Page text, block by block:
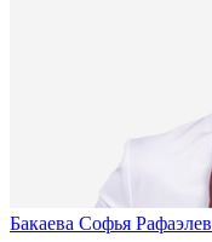
Бакаева Софья